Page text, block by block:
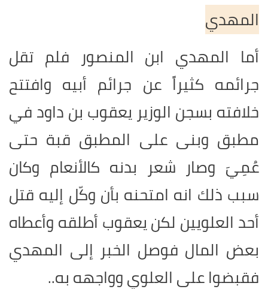
المهدي
أما المهدي ابن المنصور فلم تقل
جرائمه كثيراً عن جرائم أبيه وافتتح
خلافته بسجن الوزير يعقوب بن داود في
مطبق وبنى على المطبق قبة حتى
عُمِيَ وصار شعر بدنه كالأنعام وكان
سبب ذلك انه امتحنه بأن وكّل إليه قتل
أحد العلويين لكن يعقوب أطلقه وأعطاه
بعض المال فوصل الخبر إلى المهدي
فقبضوا على العلوي وواجهه به..